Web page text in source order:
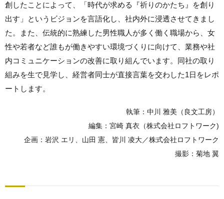
創したことによって、「時代が求める『祈りのかたち』を創り
出す」というビジョンを言語化し、社内外に浸透させてきまし
た。また、伝統的に熟練した男性職人が多く働く職場から、女
性や若者など誰もが働きやすい環境づくりに向けて、業務や社
内コミュニケーションの改善に取り組んでいます。同社の取り
組みを生で見学し、経営者同士が直接言葉を交わした1日をレポ
ートします。
執筆：中川 雅美（良文工房）
編集：宮崎 真衣（株式会社ロフトワーク)
企画：岩沢 エリ、山田 憲、皆川 凌大／株式会社ロフトワーク
撮影：菊地 翼